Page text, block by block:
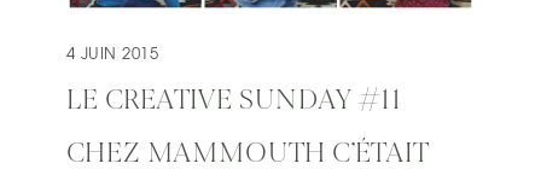
4 JUIN 2015
LE CREATIVE SUNDAY #11
CHEZ MAMMOUTH C’ÉTAIT